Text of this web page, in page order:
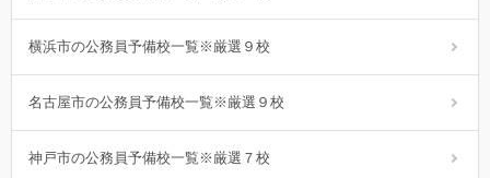
横浜市の公務員予備校一覧※厳選９校
名古屋市の公務員予備校一覧※厳選９校
神戸市の公務員予備校一覧※厳選７校